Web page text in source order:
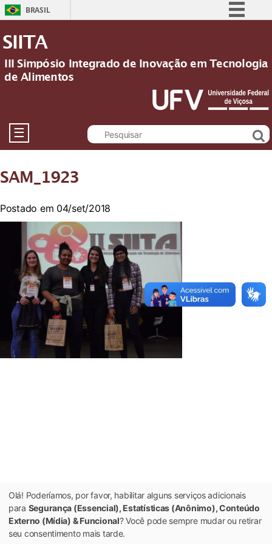
BRASIL
Participe
Acesso à informação
Legislação
Canais
SIITA
III Simpósio Integrado de Inovação em Tecnologia
de Alimentos
☰
SAM_1923
Postado em 04/set/2018
Olá! Poderíamos, por favor, habilitar alguns serviços adicionais
para Segurança (Essencial), Estatísticas (Anônimo), Conteúdo
Externo (Mídia) & Funcional? Você pode sempre mudar ou retirar
seu consentimento mais tarde.